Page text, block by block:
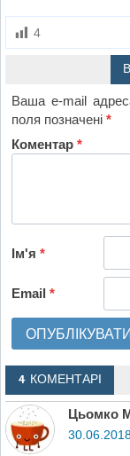
4
Ваша e-mail
поля позначені*
Коментар*
Ім'я*
Email*
4 КОМЕНТАРІ
Цьомко